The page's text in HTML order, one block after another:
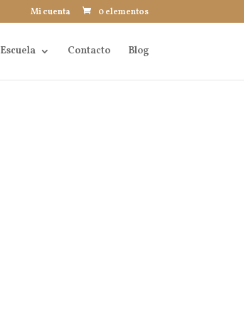
Mi cuenta 0 elementos
Escuela Contacto Blog